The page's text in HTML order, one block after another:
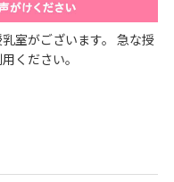
室がございます。 急な授
ください。